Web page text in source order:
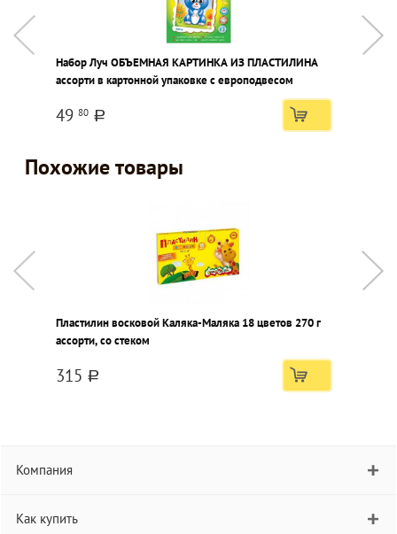
Набор Луч ОБЪЕМНАЯ КАРТИНКА ИЗ ПЛАСТИЛИНА
ассорти в картонной упаковке с европодвесом
49 80 a
Похожие товары
Пластилин восковой Каляка-Маляка 18 цветов 270 г
ассорти, со стеком
315 a
Компания
Как купить